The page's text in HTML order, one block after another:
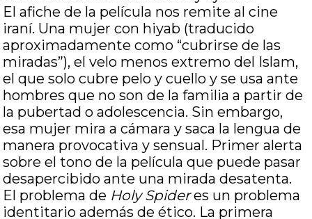
El afiche de la película nos remite al cine
iraní. Una mujer con hiyab (traducido
aproximadamente como “cubrirse de las
miradas”), el velo menos extremo del Islam,
el que solo cubre pelo y cuello y se usa ante
hombres que no son de la familia a partir de
la pubertad o adolescencia. Sin embargo,
esa mujer mira a cámara y saca la lengua de
manera provocativa y sensual. Primer alerta
sobre el tono de la película que puede pasar
desapercibido ante una mirada desatenta.
El problema de Holy Spideres un problema
identitario además de ético. La primera